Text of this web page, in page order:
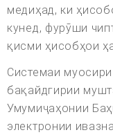
медиҳад, ки
кунед, фурӯши
қисми ҳисобҳои
Системаи
бақайдгирии
Умумиҷаҳонии
электронии